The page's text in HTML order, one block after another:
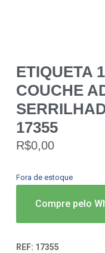
ETIQUETA
COUCHE
17355
R$0,00
Fora de estoque
Compre pelo
REF: 17355